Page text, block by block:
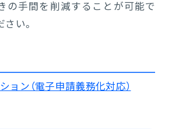
の手間を削減することが可能で
い。
ョン（電子申請義務化対応）